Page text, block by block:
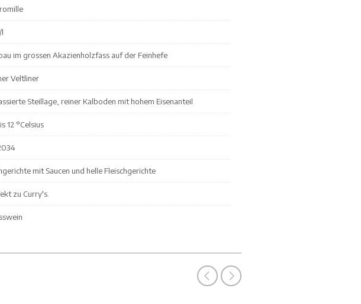
l
im grossen Akazienholzfass auf der Feinhefe
Veltliner
Steillage, reiner Kalboden mit hohem Eisenanteil
12 °Celsius
mit Saucen und helle Fleischgerichte
zu Curry's.